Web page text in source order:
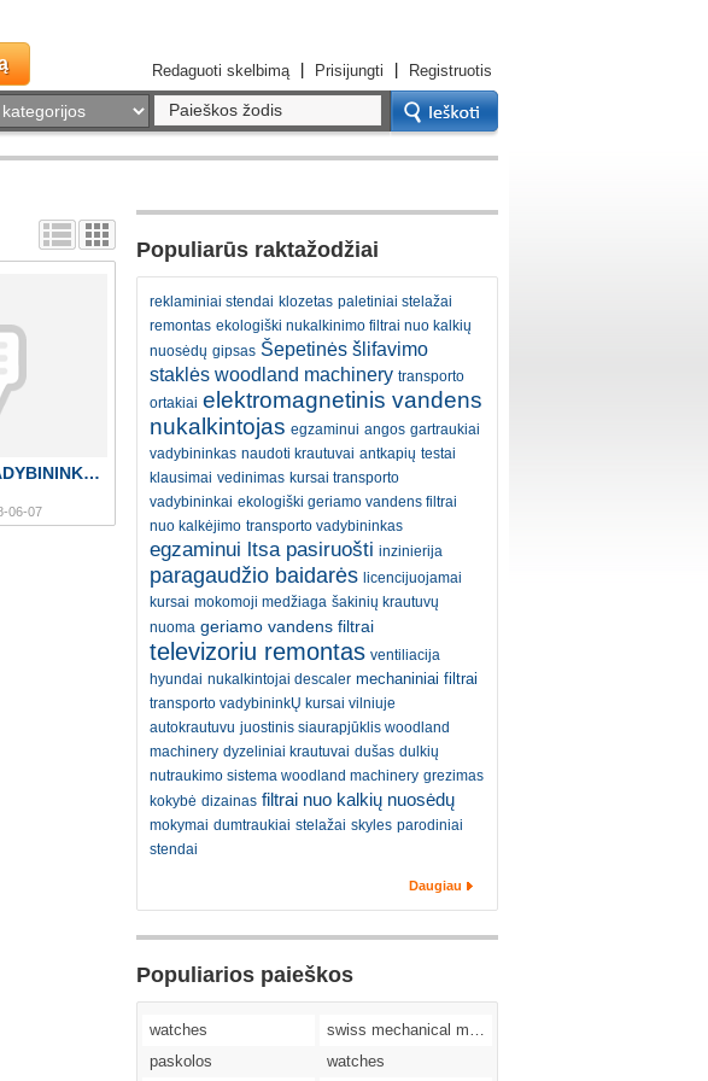
Redaguoti skelbimą Prisijungti Registruotis
TRANSPORTO VADYBININKO KURSAI KLAIPĖDOJE
06-07
Populiarūs raktažodžiai
reklaminiai stendai klozetas paletiniai stelažai
remontas ekologiški nukalkinimo filtrai nuo kalkių
nuosėdų gipsas Šepetinės šlifavimo
staklės woodland machinery transporto
ortakiai elektromagnetinis vandens
nukalkintojas egzaminui angos gartraukiai
vadybininkas naudoti krautuvai antkapių testai
klausimai vedinimas kursai transporto
vadybininkai ekologiški geriamo vandens filtrai
nuo kalkėjimo transporto vadybininkas
egzaminui ltsa pasiruošti inzinierija
paragaudžio baidarės licencijuojamai
kursai mokomoji medžiaga šakinių krautuvų
nuoma geriamo vandens filtrai
televizoriu remontas ventiliacija
hyundai nukalkintojai descaler mechaniniai filtrai
transporto vadybininkŲ kursai vilniuje
autokrautuvu juostinis siaurapjūklis woodland
machinery dyzeliniai krautuvai dušas dulkių
nutraukimo sistema woodland machinery grezimas
kokybė dizainas filtrai nuo kalkių nuosėdų
mokymai dumtraukiai stelažai skyles parodiniai
stendai
Daugiau
Populiarios paieškos
watches
swiss mechanical movement replica watches
paskolos
watches